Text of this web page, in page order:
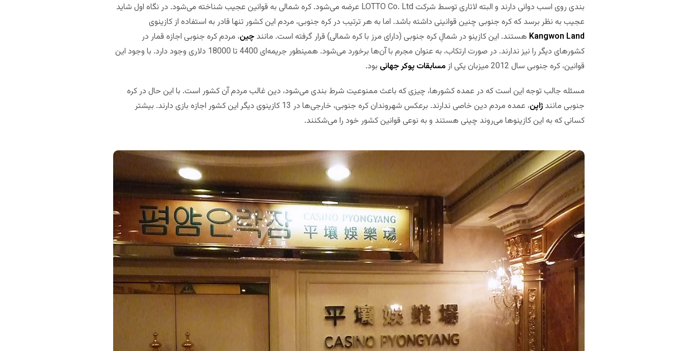
بندی روی اسب دوانی دارند و البته لاتاری توسط شرکت LOTTO Co. Ltd عرضه می‌شود. کره شمالی به قوانین عجیب شناخته می‌شود. در نگاه اول شاید
عجیب به نظر برسد که کره جنوبی چنین قوانینی داشته باشد. اما به هر ترتیب در کره جنوبی، مردم این کشور تنها قادر به استفاده از کازینوی
Kangwon Land هستند. این کازینو در شمالِ کره جنوبی (دارای مرز با کره شمالی) قرار گرفته است. مانند چین، مردم کره جنوبی اجازه قمار در
کشورهای دیگر را نیز ندارند. در صورت ارتکاب، به عنوان مجرم با آن‌ها برخورد می‌شود. همینطور جریمه‌ای 4400 تا 18000 دلاری وجود دارد. با وجود این
قوانین، کره جنوبی سال 2012 میزبان یکی از
مسابقات پوکر جهانی بود.
مسئله جالب توجه این است که در عمده کشورها، چیزی که باعث ممنوعیت شرط بندی می‌شود، دین غالب مردم آن کشور است. با این حال در کره
جنوبی مانندژاپن
، عمده مردم دین خاصی ندارند. برعکس شهروندان کره جنوبی، خارجی‌ها در 13 کازینوی دیگر این کشور اجازه بازی دارند. بیشتر
کسانی که به این کازینوها می‌روند چینی هستند و به نوعی قوانین کشور خود را می‌شکنند.